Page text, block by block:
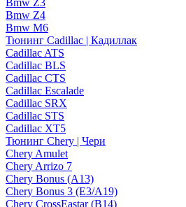
Bmw Z3
Bmw Z4
Bmw М6
Тюнинг Cadillac | Кадиллак
Cadillac ATS
Cadillac BLS
Cadillac CTS
Cadillac Escalade
Cadillac SRX
Cadillac STS
Cadillac XT5
Тюнинг Chery | Чери
Chery Amulet
Chery Arrizo 7
Chery Bonus (A13)
Chery Bonus 3 (E3/A19)
Chery CrossEastar (B14)